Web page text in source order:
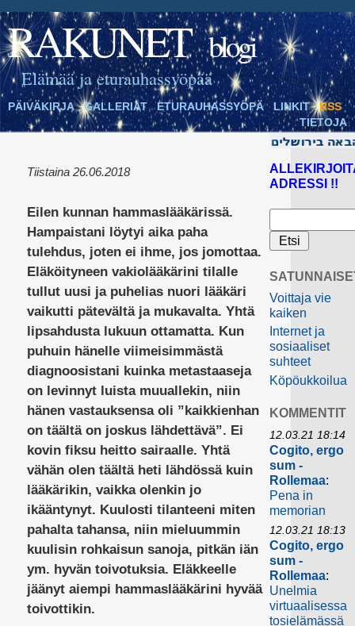
RAKUNET blogi
Elämää ja eturauhassyöpää
PÄIVÄKIRJA GALLERIAT ETURAUHASSYÖPÄ LINKIT
RSS
TIETOJA
Tiistaina 26.06.2018
Eilen kunnan hammaslääkärissä.
Hampaistani löytyi aika paha
tulehdus, joten ei ihme, jos jomottaa.
Eläköityneen vakiolääkärini tilalle
tullut uusi ja puhelias nuori lääkäri
vaikutti pätevältä ja mukavalta. Yhtä
lipsahdusta lukuun ottamatta. Kun
puhuin hänelle viimeisimmästä
diagnoosistani kuinka metastaaseja
on levinnyt luista muuallekin, niin
hänen vastauksensa oli ”kaikkienhan
on täältä on joskus lähdettävä”. Ei
kovin fiksu heitto sairaalle. Yhtä
vähän olen täältä heti lähdössä kuin
lääkärikin, vaikka olenkin jo
ikääntynyt. Kuulosti tilanteeni miten
pahalta tahansa, niin mieluummin
kuulisin rohkaisun sanoja, pitkän iän
ym. hyvän toivotuksia. Eläkkeelle
jäänyt aiempi hammaslääkärini hyvää
toivottikin.
ADRESSI !!
Voittaja vie
kaiken
Internet ja
sosiaaliset
suhteet
Köpöukkoilua
KOMMENTIT
12.03.21 18:14
Cogito, ergo
sum -
Rollemaa:
Pena in
memorian
12.03.21 18:13
Cogito, ergo
sum -
Rollemaa:
Unelmia
virtuaalisessa
tosielämässä